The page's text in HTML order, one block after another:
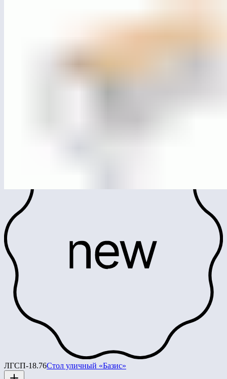
ЛГСП-18.76Стол уличный «Базис»